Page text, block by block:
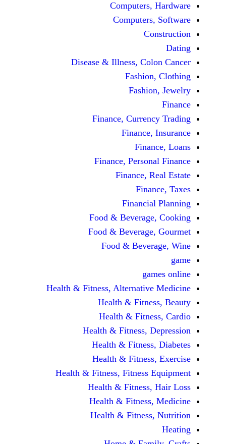
Disease & Illness,
Finance,
Finance,
Finance,
Food &
Food &
Food &
Health & Fitness,
Health &
Health &
Health & Fitness,
Health &
Health &
Health & Fitness, Fitness
Health &
Health &
Health &